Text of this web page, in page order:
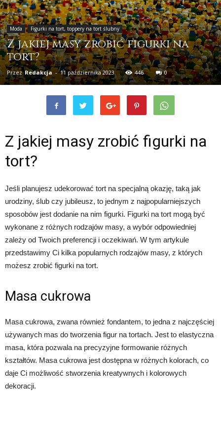
Moda Figurki na tort, toppery na tort ślubny
Z jakiej masy zrobić figurki na
tort?
Przez Redakcja - 11 października 2023 446 0
Z jakiej masy zrobić figurki na
tort?
Jeśli planujesz udekorować tort na specjalną okazję, taką jak
urodziny, ślub czy jubileusz, to jednym z najpopularniejszych
sposobów jest dodanie na nim figurki. Figurki na tort mogą być
wykonane z różnych rodzajów masy, a wybór odpowiedniej
zależy od Twoich preferencji i oczekiwań. W tym artykule
przedstawimy Ci kilka popularnych rodzajów masy, z których
możesz zrobić figurki na tort.
Masa cukrowa
Masa cukrowa, zwana również fondantem, to jedna z najczęściej
używanych mas do tworzenia figur na tortach. Jest to elastyczna
masa, która pozwala na precyzyjne formowanie różnych
kształtów. Masa cukrowa jest dostępna w różnych kolorach, co
daje Ci możliwość stworzenia kreatywnych i kolorowych
dekoracji.